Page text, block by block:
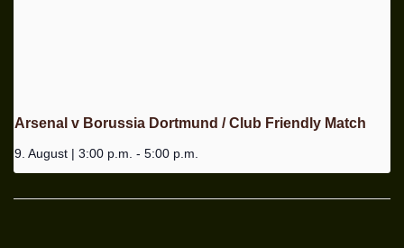
Arsenal v Borussia Dortmund / Club Friendly Match
9. August | 3:00 p.m. - 5:00 p.m.